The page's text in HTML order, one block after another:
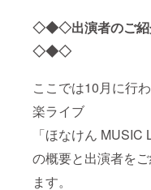
◇◆◇出演者のご紹
◇◆◇
ここでは10月に行
楽ライブ
「ほなけん MUSIC
の概要と出演者を
ます。